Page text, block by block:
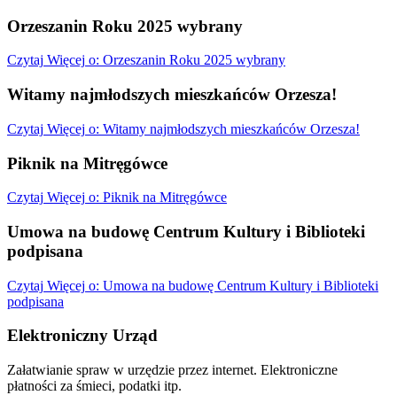
Orzeszanin Roku 2025 wybrany
Czytaj Więcej o: Orzeszanin Roku 2025 wybrany
Witamy najmłodszych mieszkańców Orzesza!
Czytaj Więcej o: Witamy najmłodszych mieszkańców Orzesza!
Piknik na Mitręgówce
Czytaj Więcej o: Piknik na Mitręgówce
Umowa na budowę Centrum Kultury i Biblioteki
podpisana
Czytaj Więcej o: Umowa na budowę Centrum Kultury i Biblioteki
podpisana
Elektroniczny Urząd
Załatwianie spraw w urzędzie przez internet. Elektroniczne
płatności za śmieci, podatki itp.